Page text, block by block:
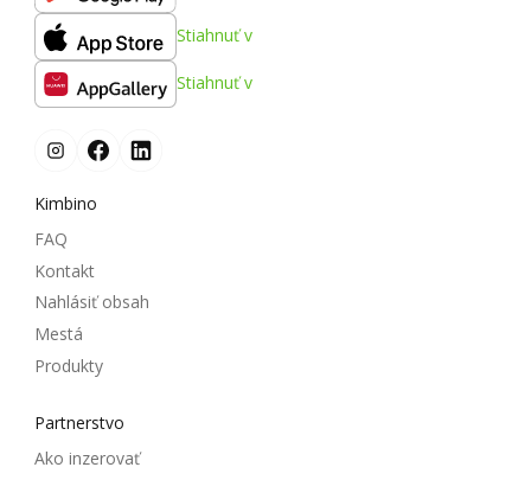
Stiahnuť v
Stiahnuť v
Kimbino
FAQ
Kontakt
Nahlásiť obsah
Mestá
Produkty
Partnerstvo
Ako inzerovať